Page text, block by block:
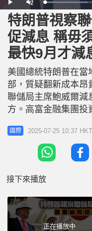
P
l
a
y
U
n
m
u
t
e
L
o
a
d
e
d
:
3
8
.
8
特朗普視察
促減息 稱毋
最快9月才減
美國總統特朗普在當
部，質疑翻新成本昂
聯儲局主席鮑威爾減
方。高富金融集團投
訪問時表示，特朗
有太大影響，預計儲
月，而今年內最多
年累計最多減0.5厘
國際 2025-07-25 10:37 HKT
接下來播放
正在播放中